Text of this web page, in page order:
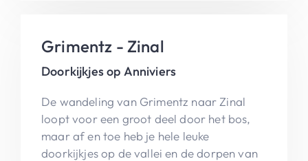
Grimentz - Zinal
Doorkijkjes op Anniviers
De wandeling van Grimentz naar Zinal
loopt voor een groot deel door het bos,
maar af en toe heb je hele leuke
doorkijkjes op de vallei en de dorpen van